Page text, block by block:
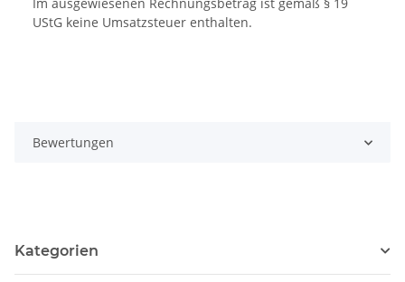
UStG keine Umsatzsteuer enthalten.
Bewertungen
Kategorien